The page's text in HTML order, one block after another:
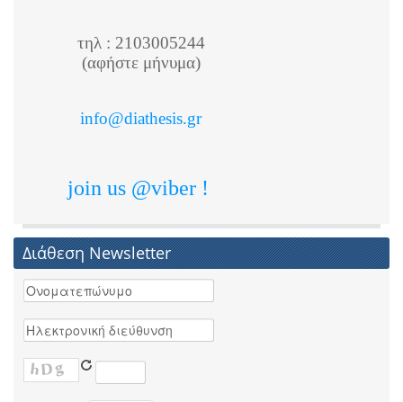
τηλ : 2103005244
(αφήστε μήνυμα)
info@diathesis.gr
join us @viber !
Διάθεση Newsletter